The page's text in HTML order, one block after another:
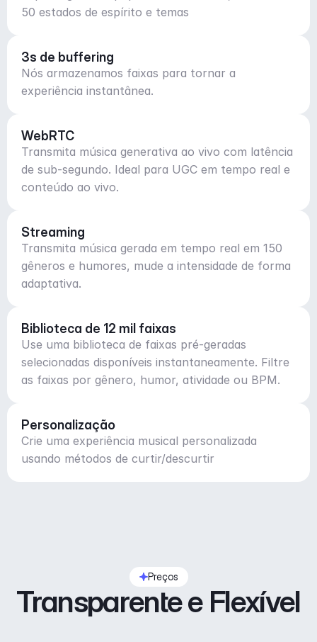
50 estados de espírito e temas
3s de buffering
Nós armazenamos faixas para tornar a
experiência instantânea.
WebRTC
Transmita música generativa ao vivo com latência
de sub-segundo. Ideal para UGC em tempo real e
conteúdo ao vivo.
Streaming
Transmita música gerada em tempo real em 150
gêneros e humores, mude a intensidade de forma
adaptativa.
Biblioteca de 12 mil faixas
Use uma biblioteca de faixas pré-geradas
selecionadas disponíveis instantaneamente. Filtre
as faixas por gênero, humor, atividade ou BPM.
Personalização
Crie uma experiência musical personalizada
usando métodos de curtir/descurtir
Preços
Transparente e Flexível